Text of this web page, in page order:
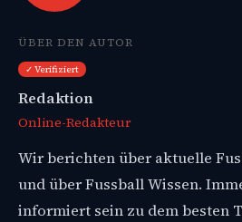
ÜBER DEN AUTOR
✓ Verifiziert
Redaktion
Online-Redakteur
Wir berichten über aktuelle
und über Fussball Wissen.
informiert sein zu dem besten